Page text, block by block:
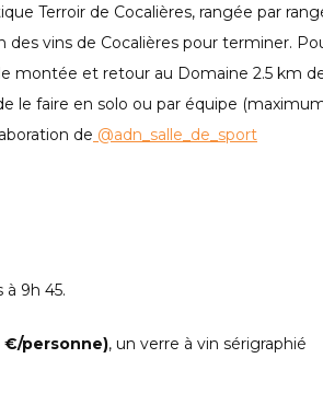
Terroir de Cocalières, rangée par
des vins de Cocalières pour terminer.
montée et retour au Domaine 2.5 km
le faire en solo ou par équipe
de @adn_salle_de_sport
9h 45.
€/personne), un verre à vin sérigraphié